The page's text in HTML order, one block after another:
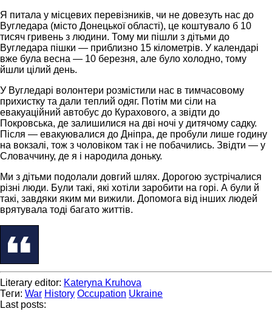
Я питала у місцевих перевізників, чи не довезуть нас до
Вугледара (місто Донецької області), це коштувало б 10
тисяч гривень з людини. Тому ми пішли з дітьми до
Вугледара пішки — приблизно 15 кілометрів. У календарі
вже була весна — 10 березня, але було холодно, тому
йшли цілий день.
У Вугледарі волонтери розмістили нас в тимчасовому
прихистку та дали теплий одяг. Потім ми сіли на
евакуаційний автобус до Курахового, а звідти до
Покровська, де залишилися на дві ночі у дитячому садку.
Після — евакуювалися до Дніпра, де пробули лише годину
на вокзалі, тож з чоловіком так і не побачились. Звідти — у
Словаччину, де я і народила доньку.
Ми з дітьми подолали довгий шлях. Дорогою зустрічалися
різні люди. Були такі, які хотіли заробити на горі. А були й
такі, завдяки яким ми вижили. Допомога від інших людей
врятувала тоді багато життів.
Literary editor: Kateryna Kruhova
Теги: War History Occupation Ukraine
Last posts: